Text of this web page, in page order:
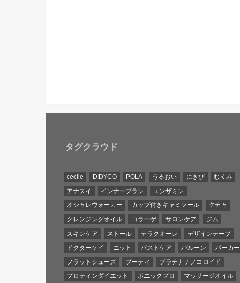
タグクラウド
cecile DIDYCO POLA うるおい にきび
むくみ
アナスイ
インナーブラン
エンザミン
オシャレウォーカー
カップ付きキャミソール
クチャ
クレンジングオイル
コラーゲ サロンケア
ジム
スキンケア
ストール テラクオーレ
デザインテープ
ドクターケイ
ニット バストケア バルーン
パーカー
フラットシューズ
ブーティ
プラチナナノコロイド
プロティンダイエット
ボニックプロ マッサージオイル